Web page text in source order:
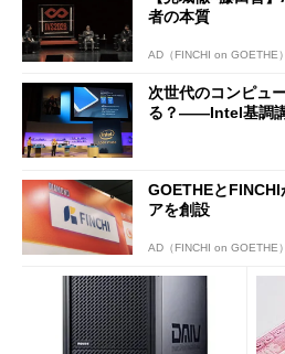
者の本質
AD（FINCHI on GOETHE）
次世代のコンピュ
る？――Intel基調
GOETHEと
アを創設
AD（FINCHI on GOETHE）